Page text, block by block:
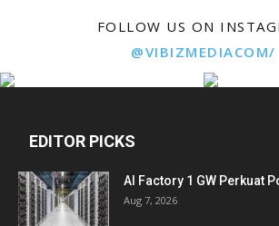
FOLLOW US ON
@VIBIZMEDIACOM/
EDITOR PICKS
AI Factory 1 GW Perkuat
Aug 7, 2026